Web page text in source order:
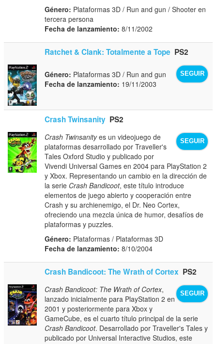
Género: Plataformas 3D / Run and gun / Shooter en
tercera persona
Fecha de lanzamiento: 8/11/2002
Ratchet & Clank: Totalmente a Tope PS2
SEGUIR
Género: Plataformas 3D / Run and gun
Fecha de lanzamiento: 19/11/2003
Crash Twinsanity PS2
SEGUIR
Crash Twinsanityes un videojuego de
plataformas desarrollado por Traveller's
Tales Oxford Studio y publicado por
Vivendi Universal Games en 2004 para PlayStation 2
y Xbox. Representando un cambio en la dirección de
la serie Crash Bandicoot, este título introduce
elementos de juego abierto y cooperación entre
Crash y su archienemigo, el Dr. Neo Cortex,
ofreciendo una mezcla única de humor, desafíos de
plataformas y puzzles.
Género: Plataformas / Plataformas 3D
Fecha de lanzamiento: 8/10/2004
Crash Bandicoot: The Wrath of Cortex PS2
SEGUIR
Crash Bandicoot: The Wrath of Cortex,
lanzado inicialmente para PlayStation 2 en
2001 y posteriormente para Xbox y
GameCube, es el cuarto título principal de la serie
Crash Bandicoot. Desarrollado por Traveller's Tales y
publicado por Universal Interactive Studios, este